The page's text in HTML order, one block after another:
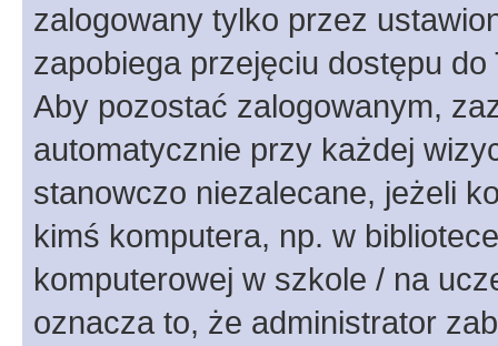
zalogowany tylko przez
zapobiega przejęciu dostępu
Aby pozostać zalogowanym,
automatycznie przy każdej
stanowczo niezalecane, jeżeli
kimś komputera, np. w
komputerowej w szkole / na
oznacza to, że administrator